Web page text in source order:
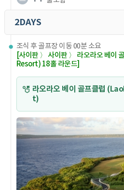
2DAYS
조식 후 골프장 이동 00분 소요
[사이판 〉 사이판 〉 라오라오 베
Resort) 18홀 라운드]
라오라오 베이 골프클럽
t)